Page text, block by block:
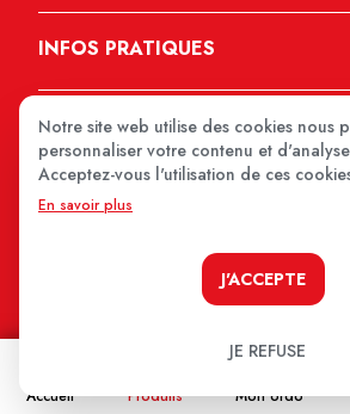
Accueil Produits Mon ordo
INFOS PRATIQUES
Notre site web utilise des cookies nous
personnaliser votre contenu et
Acceptez-vous l'utilisation de ces
En savoir plus
J'ACCEPTE
JE REFUSE